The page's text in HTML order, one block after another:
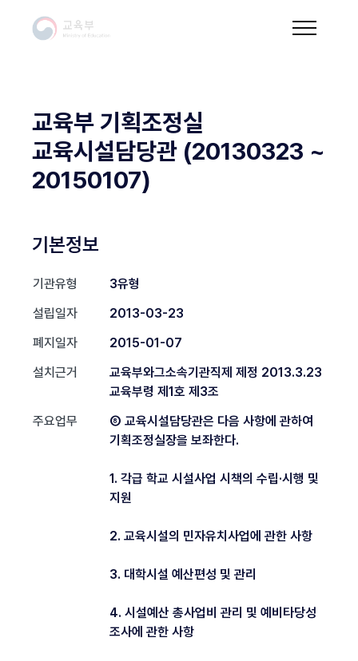
교육부 기획조정실
교육시설담당관 (20130323 ~
20150107)
기본정보
기관유형
3유형
설립일자
2013-03-23
폐지일자
2015-01-07
설치근거
교육부와그소속기관직제 제정 2013.3.23
교육부령 제1호 제3조
주요업무
⑧ 교육시설담당관은 다음 사항에 관하여
기획조정실장을 보좌한다.
1. 각급 학교 시설사업 시책의 수립·시행 및
지원
2. 교육시설의 민자유치사업에 관한 사항
3. 대학시설 예산편성 및 관리
4. 시설예산 총사업비 관리 및 예비타당성
조사에 관한 사항